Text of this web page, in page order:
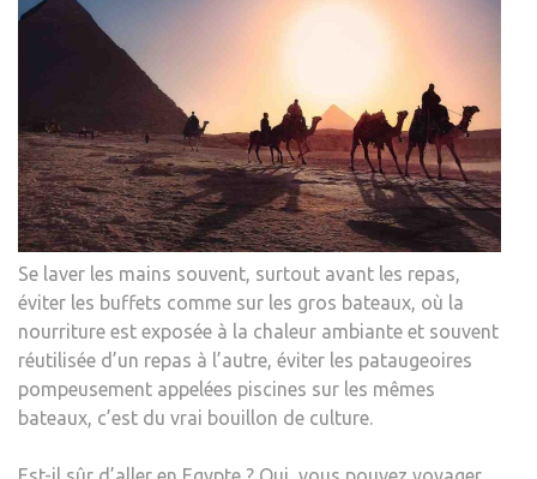
Se laver les mains souvent, surtout avant les repas,
éviter les buffets comme sur les gros bateaux, où la
nourriture est exposée à la chaleur ambiante et souvent
réutilisée d’un repas à l’autre, éviter les pataugeoires
pompeusement appelées piscines sur les mêmes
bateaux, c’est du vrai bouillon de culture.